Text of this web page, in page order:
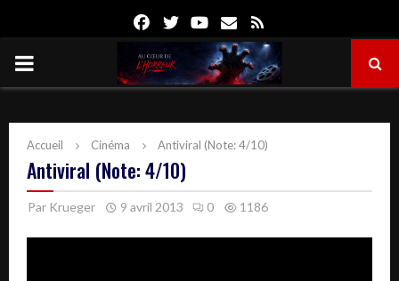
FacebookTwitterYoutube
Email
PRIMARY
Accueil Cinéma Antiviral (Note: 4/10)
Antiviral (Note: 4/10)
Par Krueger 9 avril 2013 0 1186